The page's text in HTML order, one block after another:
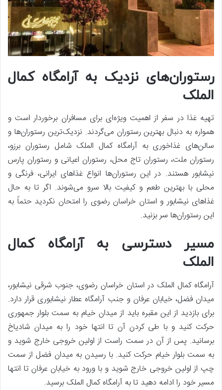
رستوران‌های نزدیک به آرامگاه کمال
الملک
تهیه غذا در سفر از اهمیت ویژه‌ای برای مسافران برخوردار است و
همواره به دنبال بهترین رستوران می‌گردند. نزدیک‌ترین رستوران‌ها و
سالن‌های غذاخوری به آرامگاه کمال الملک شامل رستوران برزو،
رستوران ملت، رستوران تاج محل، رستوران اعیانی و رستوران پارس
نیشابور هستند. در این رستوران‌ها انواع غذاهای ایرانی، فرنگی و
محلی با بهترین طعم و کیفیت بالا سرو می‌شوند. اگر تا به حال
غذاهای نیشابور و استان خراسان رضوی را امتحان نکردید حتماً به
این رستوران‌ها سر بزنید.
مسیر دسترسی به آرامگاه کمال
الملک
آرامگاه کمال الملک در استان خراسان رضوی، جنوب شرقی نیشابور،
میدان فضل، خیابان عرفان و جنب آرامگاه عطار نیشابوری قرار دارد.
برای بازدید از این مقبره باید از میدان خیام به سمت بلوار جمهوری
حرکت کنید و با طی کردن آن تا انتها خود را به میدان شادیاخ
برسانید. پس از آن در سمت راست از اولین خروجی خارج شوید و
به سمت بلوار خیام حرکت کنید. با رسیدن به میدان فضل از سمت
چپ از اولین خروجی خارج شوید و با ورود به خیابان عرفان تا انتها
مسیر خود را ادامه دهید تا به آرامگاه کمال الملک برسید.